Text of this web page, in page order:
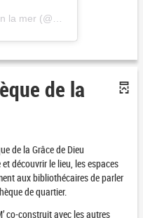
de la
de la Grâce de Dieu
découvrir le lieu, les espaces
aux bibliothécaires de parler
de quartier.
co-construit avec les autres